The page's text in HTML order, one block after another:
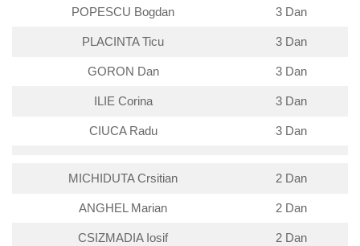
POPESCU Bogdan 3 Dan
PLACINTA Ticu 3 Dan
GORON Dan 3 Dan
ILIE Corina 3 Dan
CIUCA Radu 3 Dan
MICHIDUTA Crsitian 2 Dan
ANGHEL Marian 2 Dan
CSIZMADIA Iosif 2 Dan